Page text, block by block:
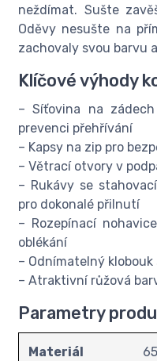
neždímat. Sušte
Oděvy nesušte na
zachovaly svou barvu
Klíčové výhody
– Síťovina na
prevenci přehřívání
– Kapsy na zip pro
– Větrací otvory v
– Rukávy se
pro dokonalé přilnutí
– Rozepínací
oblékání
– Odnímatelný klobouk
– Atraktivní růžová
Parametry
Materiál